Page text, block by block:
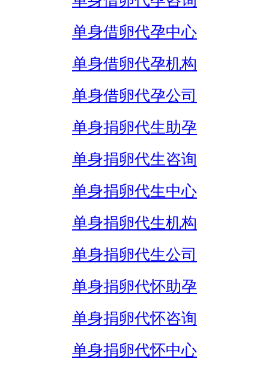
单身借卵代孕中心
单身借卵代孕机构
单身借卵代孕公司
单身捐卵代生助孕
单身捐卵代生咨询
单身捐卵代生中心
单身捐卵代生机构
单身捐卵代生公司
单身捐卵代怀助孕
单身捐卵代怀咨询
单身捐卵代怀中心